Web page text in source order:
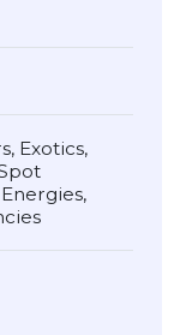
Exotics,